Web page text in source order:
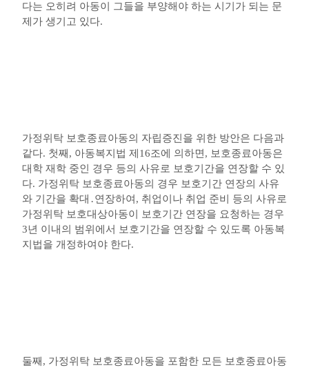
다는 오히려 아동이 그들을 부양해야 하는 시기가 되는 문
제가 생기고 있다.
가정위탁 보호종료아동의 자립증진을 위한 방안은 다음과
같다. 첫째 , 아동복지법 제 16조에 의하면 , 보호종료아동은
대학 재학 중인 경우 등의 사유로 보호기간을 연장할 수 있
다. 가정위탁 보호종료아동의 경우 보호기간 연장의 사유
와 기간을 확대 ․연장하여 , 취업이나 취업 준비 등의 사유로
가정위탁 보호대상아동이 보호기간 연장을 요청하는 경우
3년 이내의 범위에서 보호기간을 연장할 수 있도록 아동복
지법을 개정하여야 한다.
둘째 , 가정위탁 보호종료아동을 포함한 모든 보호종료아동